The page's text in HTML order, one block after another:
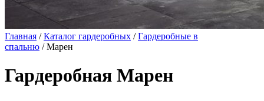
Главная /Каталог гардеробных /Гардеробные в
спальню / Марен
Гардеробная Марен